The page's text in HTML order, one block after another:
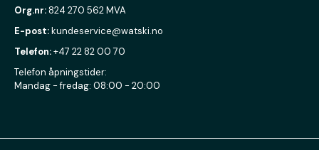
Org.nr:824 270 562 MVA
E-post:kundeservice@watski.no
Telefon:+47 22 82 00 70
Telefon åpningstider:
Mandag - fredag: 08:00 - 20:00